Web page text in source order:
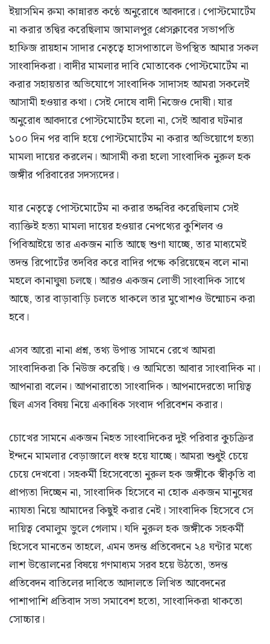
ইয়াসমিন রুমা কান্নারত কন্ঠে অনুরোধে আবদারে। পোস্টমোর্টেম
না করার তদ্বির করেছিলাম জামালপুর প্রেসক্লাবের সভাপতি
হাফিজ রায়হান সাদার নেতৃত্বে হাসপাতালে উপস্থিত আমার সকল
সাংবাদিকরা। বাদীর মামলার দাবি মোতাবেক পোস্টমোর্টেম না
করার সহায়তার অভিযোগে সাংবাদিক সাদাসহ আমরা সকলেই
আসামী হওয়ার কথা। সেই দোষে বাদী নিজেও দোষী। যার
অনুরোধ আবদারে পোস্টমোর্টেম হলো না, সেই আবার ঘটনার
১০০ দিন পর বাদি হয়ে পোস্টমোর্টেম না করার অভিয়োগে হত্যা
মামলা দায়ের করলেন। আসামী করা হলো সাংবাদিক নুরুল হক
জঙ্গীর পরিবারের সদস্যদের।
যার নেতৃত্বে পোস্টমোর্টেম না করার তদ্দবির করেছিলাম সেই
ব্যাক্তিই হত্যা মামলা দায়ের হওয়ার নেপথ্যের কুশিলব ও
পিবিআইয়ে তার একজন নাতি আছে শুণা যাচ্ছে, তার মাধ্যমেই
তদন্ত রিপোর্টের তদবির করে বাদির পক্ষে করিয়েছেন বলে নানা
মহলে কানাঘুষা চলছে। আরও একজন লোভী সাংবাদিক সাথে
আছে, তার বাড়াবাড়ি চলতে থাকলে তার মুখোশও উন্মোচন করা
হবে।
এসব আরো নানা প্রশ্ন, তথ্য উপাত্ত সামনে রেখে আমরা
সাংবাদিকরা কি নিউজ করেছি। ও আমিতো আবার সাংবাদিক না।
আপনারা বলেন। আপনারাতো সাংবাদিক। আপনাদেরতো দায়িত্ব
ছিল এসব বিষয় নিয়ে একাধিক সংবাদ পরিবেশন করার।
চোখের সামনে একজন নিহত সাংবাদিকের দুই পরিবার কুচক্রির
ইন্দনে মামলার বেড়াজালে ধংস্ব হয়ে যাচ্ছে। আমরা শুধুই চেয়ে
চেয়ে দেখবো। সহকর্মী হিসেবেতো নুরুল হক জঙ্গীকে স্বীকৃতি বা
প্রাপ্যতা দিচ্ছেন না, সাংবাদিক হিসেবে না হোক একজন মানুষের
ন্যাযতা নিয়ে আমাদের কিছুই করার নেই। সাংবাদিক হিসেবে সে
দায়িত্ব বেমালুম ভুলে গেলাম। যদি নুরুল হক জঙ্গীকে সহকর্মী
হিসেবে মানতেন তাহলে, এমন তদন্ত প্রতিবেদনে ২৪ ঘন্টার মধ্যে
লাশ উত্তোলনের বিষয়ে গণমাধ্যম সরব হয়ে উঠতো, তদন্ত
প্রতিবেদন বাতিলের দাবিতে আদালতে লিখিত আবেদনের
পাশাপাশি প্রতিবাদ সভা সমাবেশ হতো, সাংবাদিকরা থাকতো
সোচ্চার।